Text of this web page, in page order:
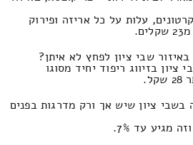
עלות על כל אריזה ופירוק
שבי ציון לפחץ לא איתן?
בזיווג ריפוד יחיד מסוגו
ציון שיש אך ורק מדרגות בפנים